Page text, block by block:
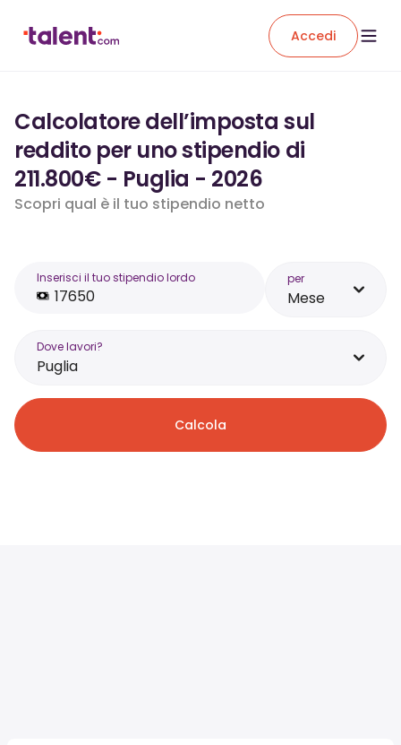
Accedi
Calcolatore dell’imposta sul
reddito per uno stipendio di
211.800€ - Puglia - 2026
Scopri qual è il tuo stipendio netto
Inserisci il tuo stipendio lordo per
Mese
Dove lavori?
Puglia
Calcola